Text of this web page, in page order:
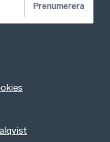
Prenumerera